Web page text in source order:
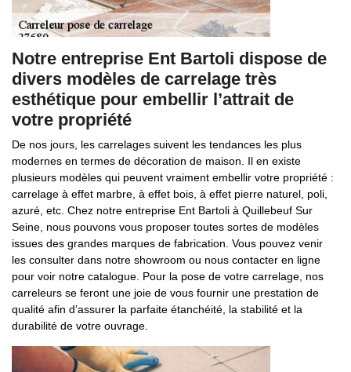
Notre entreprise Ent Bartoli dispose de
divers modèles de carrelage très
esthétique pour embellir l’attrait de
votre propriété
De nos jours, les carrelages suivent les tendances les plus
modernes en termes de décoration de maison. Il en existe
plusieurs modèles qui peuvent vraiment embellir votre propriété :
carrelage à effet marbre, à effet bois, à effet pierre naturel, poli,
azuré, etc. Chez notre entreprise Ent Bartoli à Quillebeuf Sur
Seine, nous pouvons vous proposer toutes sortes de modèles
issues des grandes marques de fabrication. Vous pouvez venir
les consulter dans notre showroom ou nous contacter en ligne
pour voir notre catalogue. Pour la pose de votre carrelage, nos
carreleurs se feront une joie de vous fournir une prestation de
qualité afin d’assurer la parfaite étanchéité, la stabilité et la
durabilité de votre ouvrage.